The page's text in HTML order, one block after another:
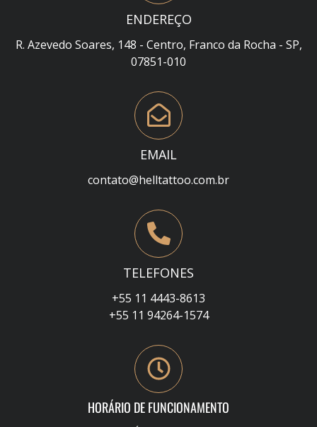
ENDEREÇO
R. Azevedo Soares, 148 - Centro, Franco da Rocha - SP,
07851-010
EMAIL
contato@helltattoo.com.br
TELEFONES
+55 11 4443-8613
+55 11 94264-1574
HORÁRIO DE FUNCIONAMENTO